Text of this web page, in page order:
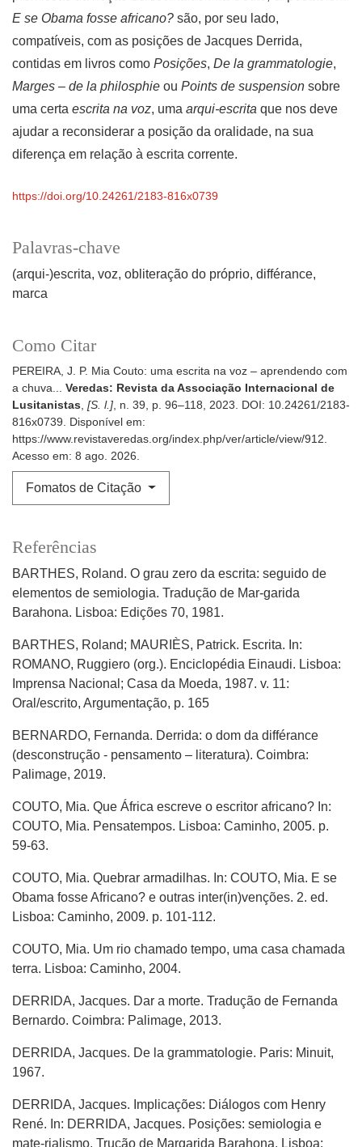
Palavras-chave
(arqui-)escrita voz obliteração do próprio différance
marca
Como Citar
PEREIRA, J. P. Mia Couto: uma escrita na voz – aprendendo com
a chuva... Veredas: Revista da Associação Internacional de
Lusitanistas, [S. l.], n. 39, p. 96–118, 2023. DOI: 10.24261/2183-
816x0739. Disponível em:
https://www.revistaveredas.org/index.php/ver/article/view/912.
Acesso em: 8 ago. 2026.
Fomatos de Citação
E se Obama fosse africano? são, por seu lado,
compatíveis, com as posições de Jacques Derrida,
contidas em livros como Posições, De la grammatologie,
Marges – de la philosphie ou Points de suspension sobre
uma certa escrita na voz, uma arqui-escrita que nos deve
ajudar a reconsiderar a posição da oralidade, na sua
diferença em relação à escrita corrente.
https://doi.org/10.24261/2183-816x0739
Referências
BARTHES, Roland. O grau zero da escrita: seguido de
elementos de semiologia. Tradução de Mar-garida
Barahona. Lisboa: Edições 70, 1981.
BARTHES, Roland; MAURIÈS, Patrick. Escrita. In:
ROMANO, Ruggiero (org.). Enciclopédia Einaudi. Lisboa:
Imprensa Nacional; Casa da Moeda, 1987. v. 11:
Oral/escrito, Argumentação, p. 165
BERNARDO, Fernanda. Derrida: o dom da différance
(desconstrução - pensamento – literatura). Coimbra:
Palimage, 2019.
COUTO, Mia. Que África escreve o escritor africano? In:
COUTO, Mia. Pensatempos. Lisboa: Caminho, 2005. p.
59-63.
COUTO, Mia. Quebrar armadilhas. In: COUTO, Mia. E se
Obama fosse Africano? e outras inter(in)venções. 2. ed.
Lisboa: Caminho, 2009. p. 101-112.
COUTO, Mia. Um rio chamado tempo, uma casa chamada
terra. Lisboa: Caminho, 2004.
DERRIDA, Jacques. Dar a morte. Tradução de Fernanda
Bernardo. Coimbra: Palimage, 2013.
DERRIDA, Jacques. De la grammatologie. Paris: Minuit,
1967.
DERRIDA, Jacques. Implicações: Diálogos com Henry
René. In: DERRIDA, Jacques. Posições: semiologia e
mate-rialismo. Trução de Margarida Barahona. Lisboa: